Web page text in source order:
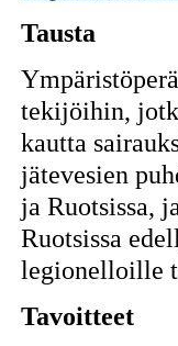
Tausta
tekijöihin,
kautta
jätevesien
ja Ruotsissa,
Ruotsissa
legionelloille
Tavoitteet